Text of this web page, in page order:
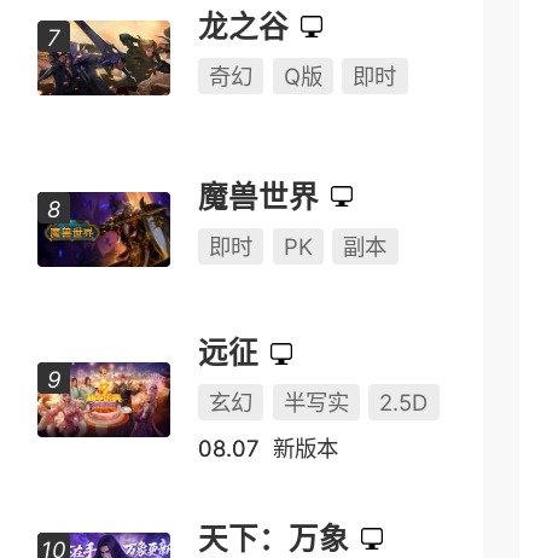
龙之谷
奇幻 Q版 即时
魔兽世界
即时 PK 副本
远征
玄幻 半写实
2.5D
08.07 新版本
天下：万象